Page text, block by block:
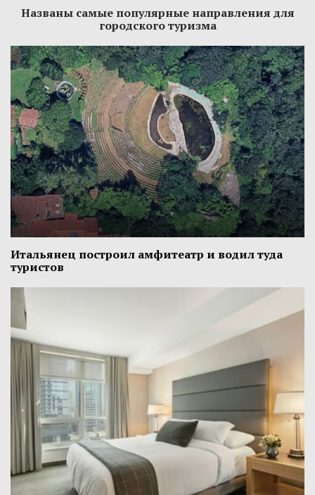
Названы самые популярные направления для
городского туризма
Итальянец построил амфитеатр и водил туда
туристов